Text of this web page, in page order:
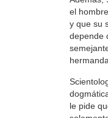
el
y que su
depende
le pide